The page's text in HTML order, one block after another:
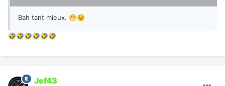
Bah tant mieux. 😁😉
🤣🤣🤣🤣🤣🤣
Jef43